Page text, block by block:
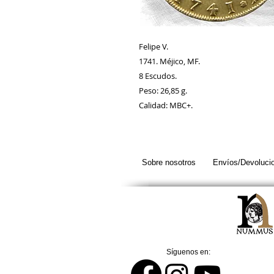
Felipe V.
1741. Méjico, MF.
8 Escudos.
Peso: 26,85 g.
Calidad: MBC+.
Sobre nosotros Envíos/
Síguenos en: